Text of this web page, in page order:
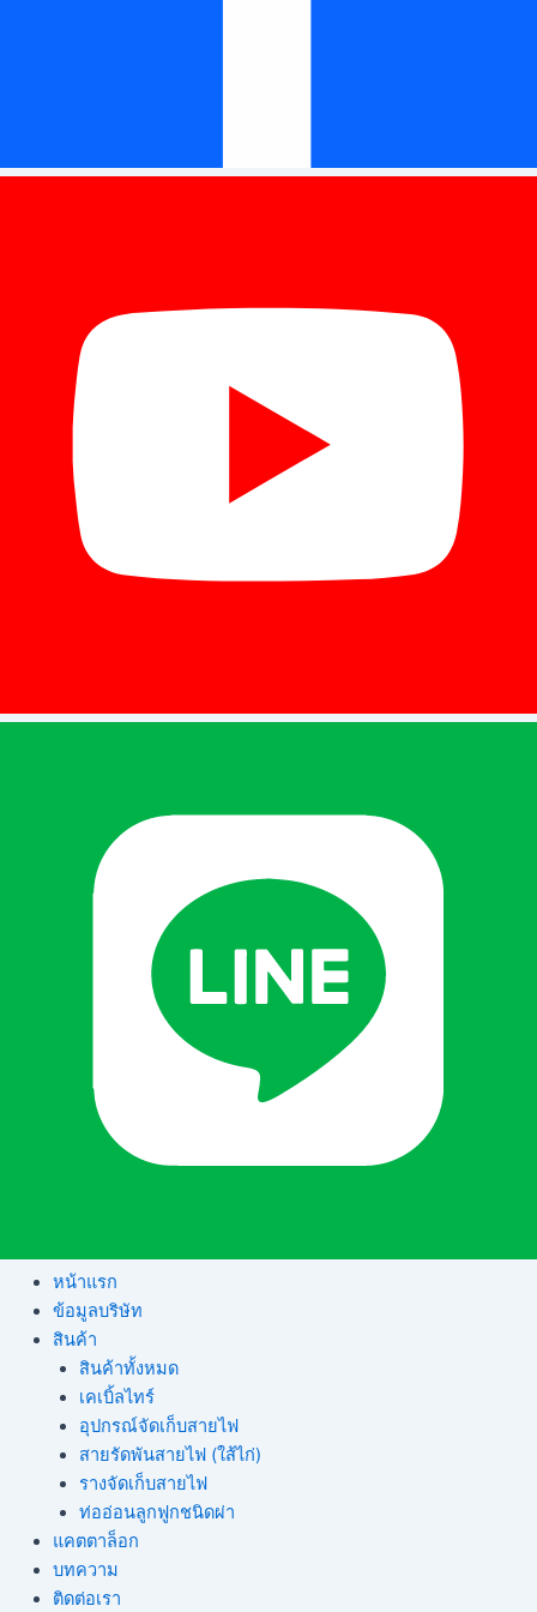
หน้าแรก
ข้อมูลบริษัท
สินค้า
สินค้าทั้งหมด
เคเบิ้ลไทร์
อุปกรณ์จัดเก็บสายไฟ
สายรัดพันสายไฟ (ใส้ไก่)
รางจัดเก็บสายไฟ
ท่ออ่อนลูกฟูกชนิดผ่า
แคตตาล็อก
บทความ
ติดต่อเรา